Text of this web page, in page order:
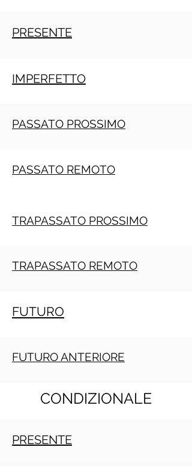
PRESENTE
IMPERFETTO
PASSATO PROSSIMO
PASSATO REMOTO
TRAPASSATO PROSSIMO
TRAPASSATO REMOTO
FUTURO
FUTURO ANTERIORE
CONDIZIONALE
PRESENTE